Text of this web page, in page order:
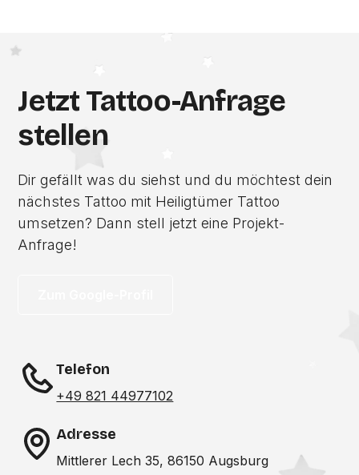
Jetzt Tattoo-Anfrage
stellen
Dir gefällt was du siehst und du möchtest dein
nächstes Tattoo mit Heiligtümer Tattoo
umsetzen? Dann stell jetzt eine Projekt-
Anfrage!
Telefon
+49 821 44977102
Adresse
Mittlerer Lech 35, 86150 Augsburg